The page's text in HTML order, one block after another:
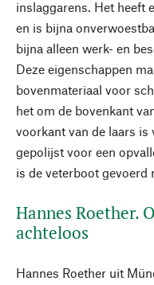
inslaggarens. Het heeft
en is bijna
bijna alleen werk- en
Deze eigenschappen
bovenmateriaal voor
het om de bovenkant
voorkant van de laars is
gepolijst voor een
is de veterboot gevoerd
Hannes Roether.
achteloos
Hannes Roether uit